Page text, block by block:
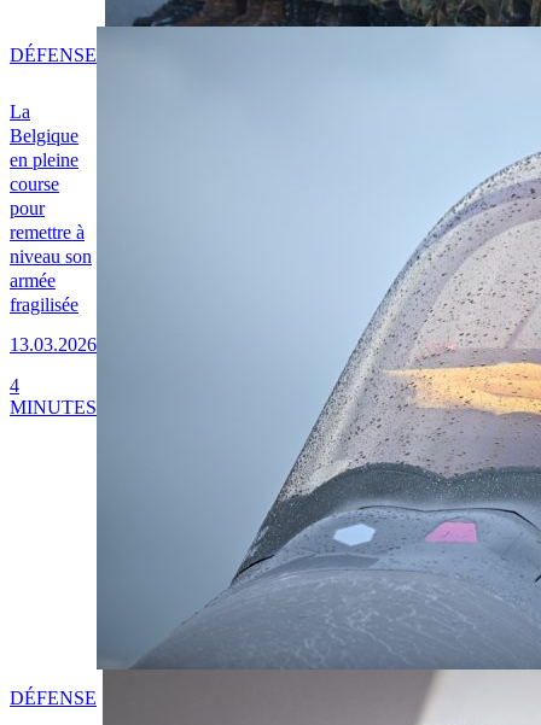
La
Belgique
en pleine
course
pour
remettre à
niveau son
armée
fragilisée
13.03.2026
DÉFENSE
4
MINUTES
DÉFENSE